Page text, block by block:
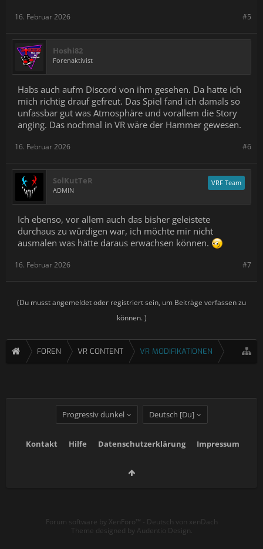
#5
16. Februar 2026
Hoshi82
Forenaktivist
Habs auch aufm Discord von ihm gesehen. Da hatte ich
mich richtig drauf gefreut. Das Spiel fand ich damals so
unfassbar gut was Atmosphäre und vorallem die Story
anging. Das nochmal in VR wäre der Hammer gewesen.
#6
16. Februar 2026
SolKutTeR
ADMIN
VRF Team
Ich ebenso, vor allem auch das bisher geleistete
durchaus zu würdigen war, ich möchte mir nicht
ausmalen was hätte daraus erwachsen können.
#7
16. Februar 2026
(Du musst angemeldet oder registriert sein, um Beiträge verfassen zu
können. )
FOREN VR CONTENT VR MODIFIKATIONEN
Progressiv dunkel Deutsch [Du]
Kontakt Hilfe Datenschutzerklärung Impressum
Forum software by XenForo™ - Deutsch von xenDach
Theme designed by Audentio Design.